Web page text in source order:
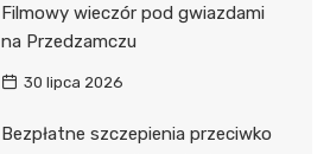
Filmowy wieczór pod gwiazdami
na Przedzamczu
30 lipca 2026
Bezpłatne szczepienia przeciwko